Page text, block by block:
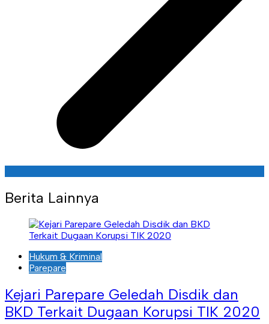
Berita Lainnya
Hukum & Kriminal
Parepare
Kejari Parepare Geledah Disdik dan
BKD Terkait Dugaan Korupsi TIK 2020